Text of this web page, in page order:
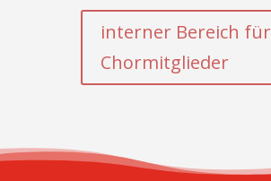
interner Bereich für
Chormitglieder